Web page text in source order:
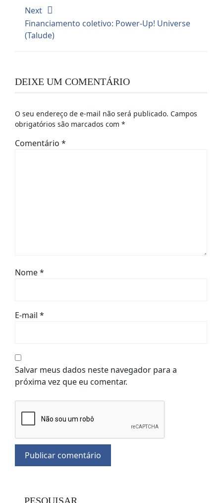
Next
Financiamento coletivo: Power-Up! Universe
(Talude)
DEIXE UM COMENTÁRIO
O seu endereço de e-mail não será publicado. Campos
obrigatórios são marcados com *
Comentário *
Nome*
E-mail *
Salvar meus dados neste navegador para a
próxima vez que eu comentar.
PESQUISAR